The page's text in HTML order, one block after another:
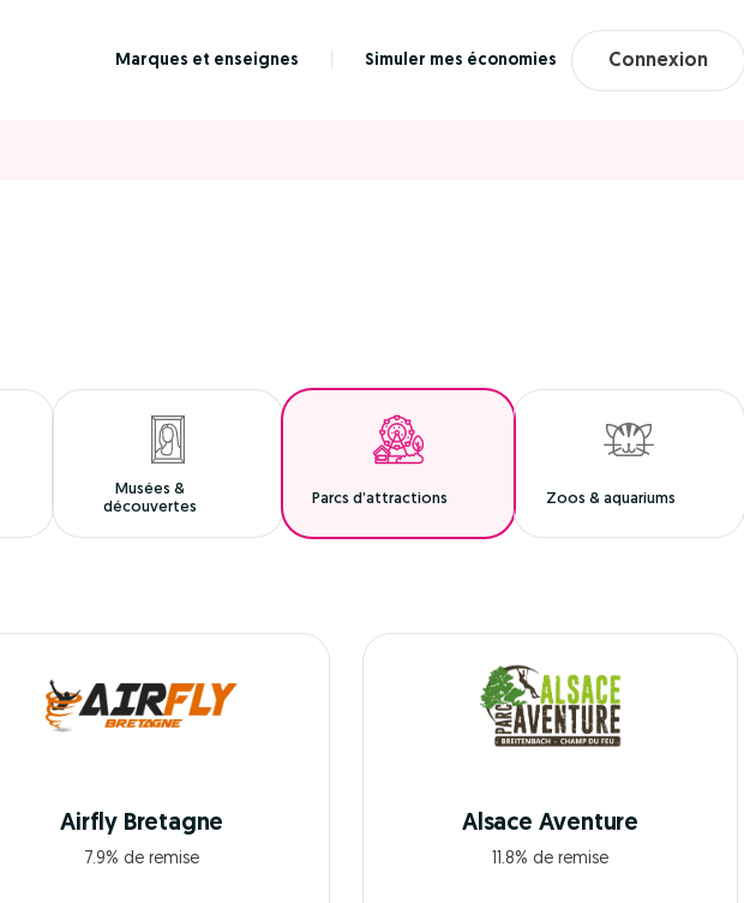
Marques et enseignes Simuler mes économies Connexion
Musées &
découvertes
Parcs d’attractions Zoos & aquariums
Airfly Bretagne
7.9% de remise
Alsace Aventure
11.8% de remise